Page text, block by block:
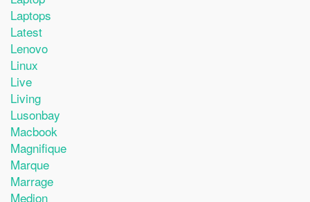
Laptops
Latest
Lenovo
Linux
Live
Living
Lusonbay
Macbook
Magnifique
Marque
Marrage
Medion